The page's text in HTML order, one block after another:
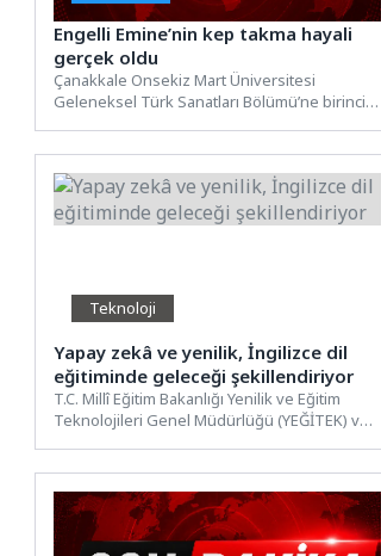
Engelli Emine’nin kep takma hayali
gerçek oldu
Çanakkale Onsekiz Mart Üniversitesi
Geleneksel Türk Sanatları Bölümü’ne birinci
Teknoloji
Yapay zekâ ve yenilik, İngilizce dil
eğitiminde geleceği şekillendiriyor
T.C. Millî Eğitim Bakanlığı Yenilik ve Eğitim
Teknolojileri Genel Müdürlüğü (YEĞİTEK) ve